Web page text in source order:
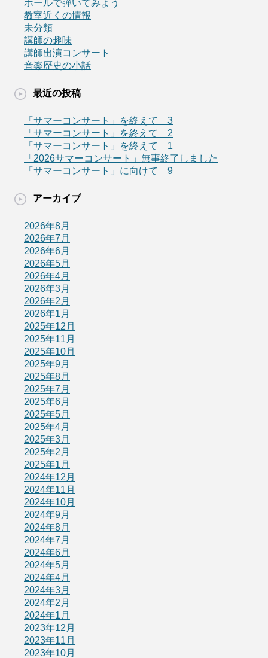
ホールで弾いてみよう
教室近くの情報
未分類
講師の趣味
講師出演コンサート
音楽歴史の小話
最近の投稿
「サマーコンサート」を終えて 3
「サマーコンサート」を終えて 2
「サマーコンサート」を終えて 1
「2026サマーコンサート」無事終了しました
「サマーコンサート」に向けて 9
アーカイブ
2026年8月
2026年7月
2026年6月
2026年5月
2026年4月
2026年3月
2026年2月
2026年1月
2025年12月
2025年11月
2025年10月
2025年9月
2025年8月
2025年7月
2025年6月
2025年5月
2025年4月
2025年3月
2025年2月
2025年1月
2024年12月
2024年11月
2024年10月
2024年9月
2024年8月
2024年7月
2024年6月
2024年5月
2024年4月
2024年3月
2024年2月
2024年1月
2023年12月
2023年11月
2023年10月